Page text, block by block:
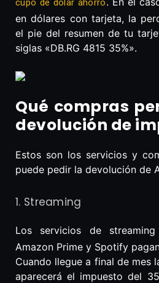
cupo de dólar ahorro
en dólares con tarjeta, la
el pie del resumen de tu
siglas «DB.RG 4815 35%».
Qué compras
devolución de
Estos son los servicios y
puede pedir la devolución de
1. Streaming
Los servicios de
Amazon Prime y Spotify
Cuando llegue a final de mes
aparecerá el impuesto del